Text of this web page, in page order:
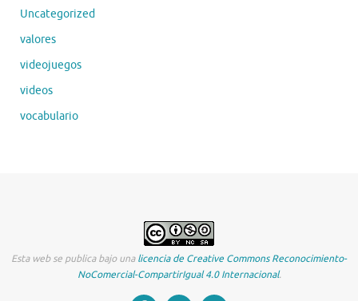
Uncategorized
valores
videojuegos
videos
vocabulario
Esta web se publica bajo unalicencia de Creative Commons Reconocimiento-
NoComercial-CompartirIgual 4.0 Internacional.